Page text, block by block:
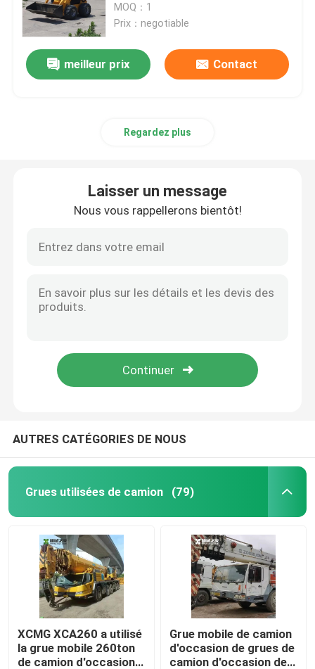
Maison
Produits
Au sujet de nous
MOQ：1
Prix：negotiable
meilleur prix Contact
Regardez plus
Laisser un message
Nous vous rappellerons bientôt!
AUTRES CATÉGORIES DE NOUS
Grues utilisées de camion (79)
XCMG XCA260 a utilisé
la grue mobile 260ton
de camion d'occasion
Grue mobile de camion
d'occasion de grues de
camion d'occasion de